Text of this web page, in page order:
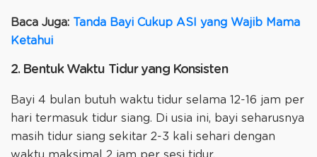
Baca Juga: Tanda Bayi Cukup ASI yang Wajib Mama
Ketahui
2. Bentuk Waktu Tidur yang Konsisten
Bayi 4 bulan butuh waktu tidur selama 12-16 jam per
hari termasuk tidur siang. Di usia ini, bayi seharusnya
masih tidur siang sekitar 2-3 kali sehari dengan